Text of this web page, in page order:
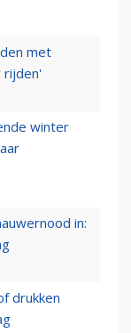
met
rijden'
winter
in:
drukken